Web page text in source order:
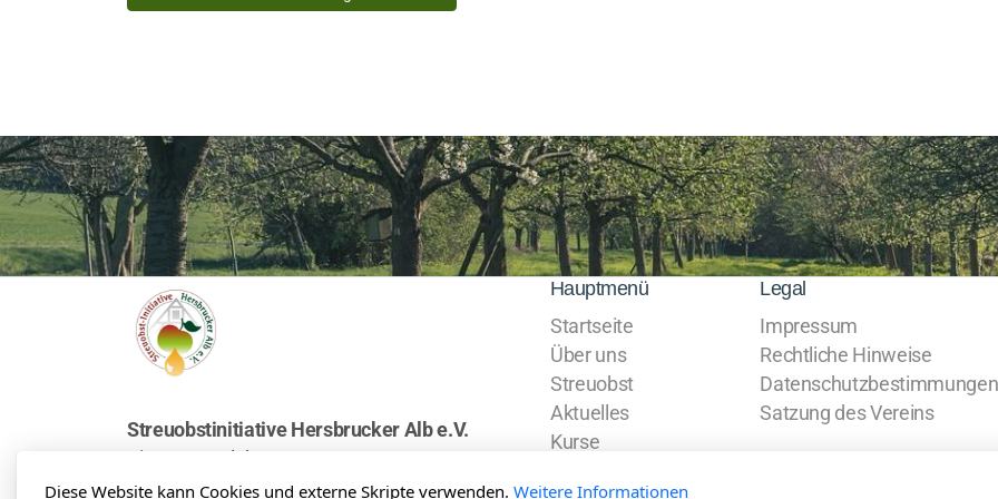
Streuobstinitiative Hersbrucker Alb e.V.
Hauptmenü
Startseite
Über uns
Streuobst
Aktuelles
Kurse
Legal
Impressum
Rechtliche Hinweise
Datenschutzbestimmungen
Satzung des Vereins
Diese Website kann Cookies und externe Skripte verwenden. Weitere Informationen